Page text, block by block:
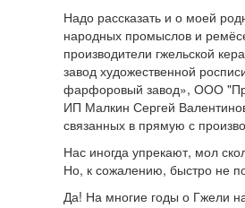
Надо рассказать и о моей
народных промыслов и
производители гжельской
завод художественной
фарфоровый завод», ООО
ИП Малкин Сергей
связанных в прямую с
Нас иногда упрекают, мол
Но, к сожалению, быстро не
Да! На многие годы о Гжели